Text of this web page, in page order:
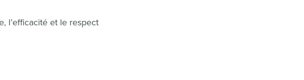
l’efficacité et le respect